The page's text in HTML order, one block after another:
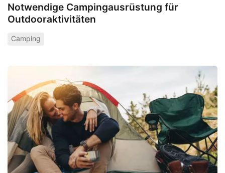
Notwendige Campingausrüstung für
Outdooraktivitäten
Camping